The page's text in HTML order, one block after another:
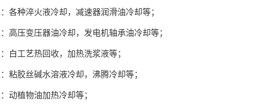
各种淬火液冷却，减速器润滑油冷却等；
高压变压器油冷却，发电机轴承油冷却等；
白工艺热回收，加热洗浆液等；
粘胶丝碱水溶液冷却，沸腾冷却等；
动植物油加热冷却等；